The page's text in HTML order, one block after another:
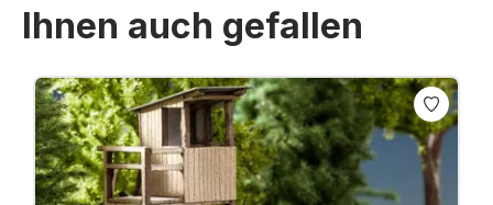
Ihnen auch gefallen
Produktgalerie überspringen